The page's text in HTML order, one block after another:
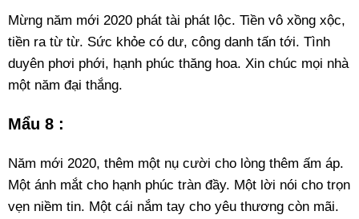
Mừng năm mới 2020 phát tài phát lộc. Tiền vô xồng xộc,
tiền ra từ từ. Sức khỏe có dư, công danh tấn tới. Tình
duyên phơi phới, hạnh phúc thăng hoa. Xin chúc mọi nhà
một năm đại thắng.
Mẩu 8 :
Năm mới 2020, thêm một nụ cười cho lòng thêm ấm áp.
Một ánh mắt cho hạnh phúc tràn đầy. Một lời nói cho trọn
vẹn niềm tin. Một cái nắm tay cho yêu thương còn mãi.